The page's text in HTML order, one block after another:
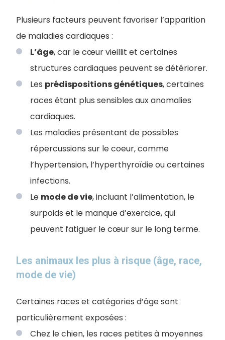
Plusieurs facteurs peuvent favoriser l’apparition
de maladies cardiaques :
L’âge, car le cœur vieillit et certaines
structures cardiaques peuvent se détériorer.
Les prédispositions génétiques, certaines
races étant plus sensibles aux anomalies
cardiaques.
Les maladies présentant de possibles
répercussions sur le coeur, comme
l’hypertension, l’hyperthyroïdie ou certaines
infections.
Le mode de vie, incluant l’alimentation, le
surpoids et le manque d’exercice, qui
peuvent fatiguer le cœur sur le long terme.
Les animaux les plus à risque (âge, race,
mode de vie)
Certaines races et catégories d’âge sont
particulièrement exposées :
Chez le chien, les races petites à moyennes